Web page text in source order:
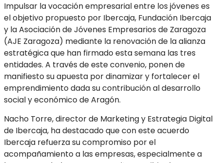
Impulsar la vocación empresarial entre los jóvenes es
el objetivo propuesto por Ibercaja, Fundación Ibercaja
y la Asociación de Jóvenes Empresarios de Zaragoza
(AJE Zaragoza) mediante la renovación de la alianza
estratégica que han firmado esta semana las tres
entidades. A través de este convenio, ponen de
manifiesto su apuesta por dinamizar y fortalecer el
emprendimiento dada su contribución al desarrollo
social y económico de Aragón.
Nacho Torre, director de Marketing y Estrategia Digital
de Ibercaja, ha destacado que con este acuerdo
Ibercaja refuerza su compromiso por el
acompañamiento a las empresas, especialmente a